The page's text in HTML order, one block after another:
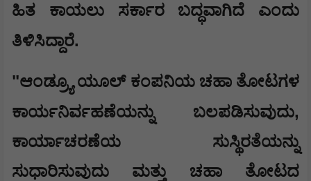
ಹಿತ ಕಾಯಲು ಸರ್ಕಾರ ಬದ್ಧವಾಗಿದೆ ಎಂದು
ತಿಳಿಸಿದ್ದಾರೆ.
​"ಆಂಡ್ರ್ಯೂ ಯೂಲ್ ಕಂಪನಿಯ ಚಹಾ ತೋಟಗಳ
ಕಾರ್ಯನಿರ್ವಹಣೆಯನ್ನು ಬಲಪಡಿಸುವುದು,
ಕಾರ್ಯಾಚರಣೆಯ ಸುಸ್ಥಿರತೆಯನ್ನು
ಸುಧಾರಿಸುವುದು ಮತ್ತು ಚಹಾ ತೋಟದ